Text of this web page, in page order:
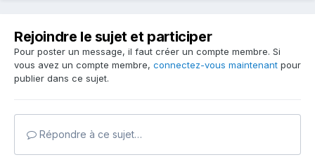
Rejoindre le sujet et participer
Pour poster un message, il faut créer un compte membre. Si
vous avez un compte membre, connectez-vous maintenant pour
publier dans ce sujet.
Répondre à ce sujet…